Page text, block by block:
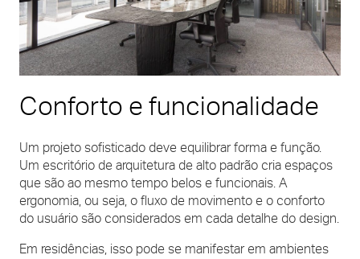
Conforto e funcionalidade
Um projeto sofisticado deve equilibrar forma e função.
Um escritório de arquitetura de alto padrão cria espaços
que são ao mesmo tempo belos e funcionais. A
ergonomia, ou seja, o fluxo de movimento e o conforto
do usuário são considerados em cada detalhe do design.
Em residências, isso pode se manifestar em ambientes